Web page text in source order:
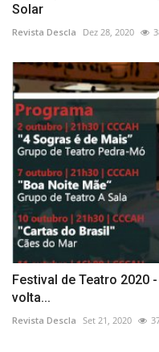
Solar
Revista Descla Dez 28, 2020
Festival de Teatro 2020
volta...
Revista Descla Set 21, 2020